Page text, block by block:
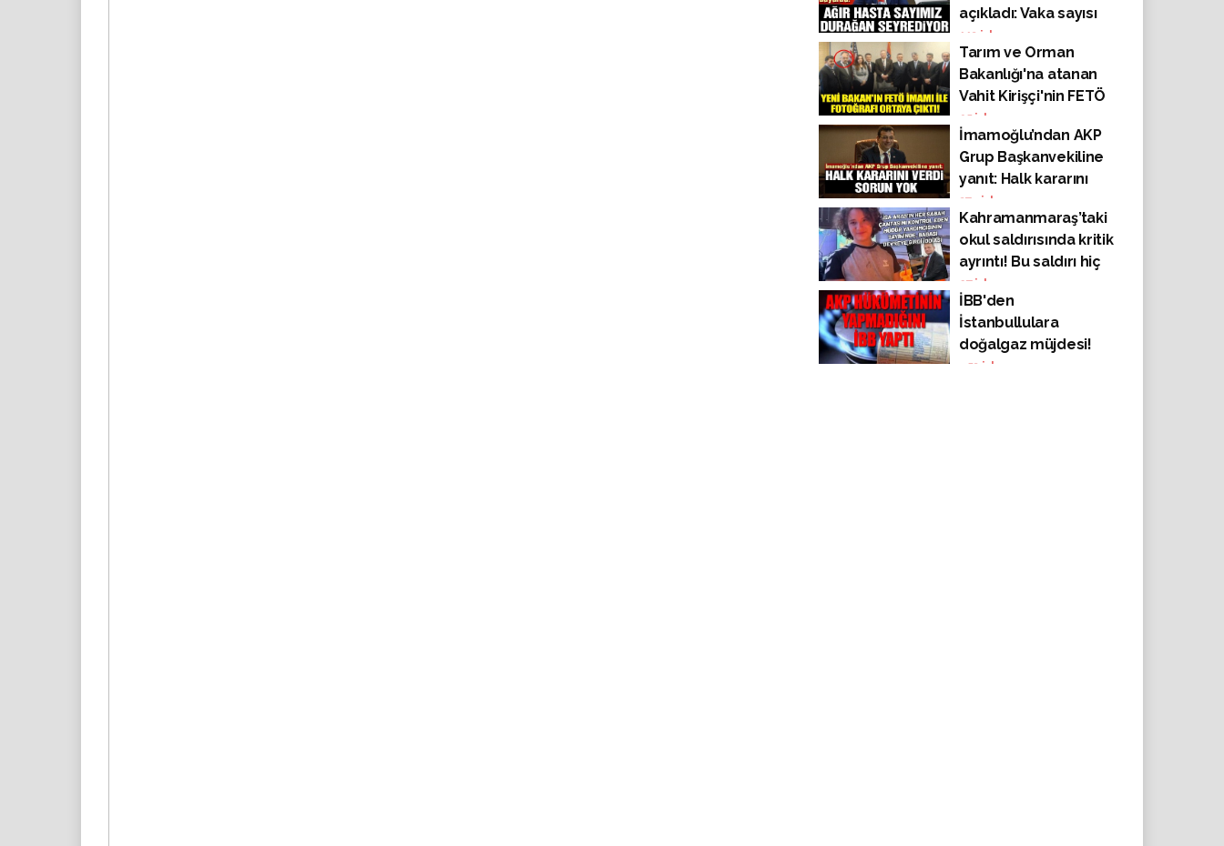
açıkladı: Vaka sayısı
317.272’ye, can kaybı
ise 8.130’a yükseldi!
113 izlenme
Tarım ve Orman
Bakanlığı'na atanan
Vahit Kirişçi'nin FETÖ
imamı Kemal Öksüz
ile fotoğrafı ortaya
çıktı!
95 izlenme
İmamoğlu’ndan AKP
Grup Başkanvekiline
yanıt: Halk kararını
verdi sorun yok
374 izlenme
Kahramanmaraş’taki
okul saldırısında kritik
ayrıntı! Bu saldırı hiç
olmayabilirdi
27izlenme
İBB'den
İstanbullulara
doğalgaz müjdesi!
453 izlenme